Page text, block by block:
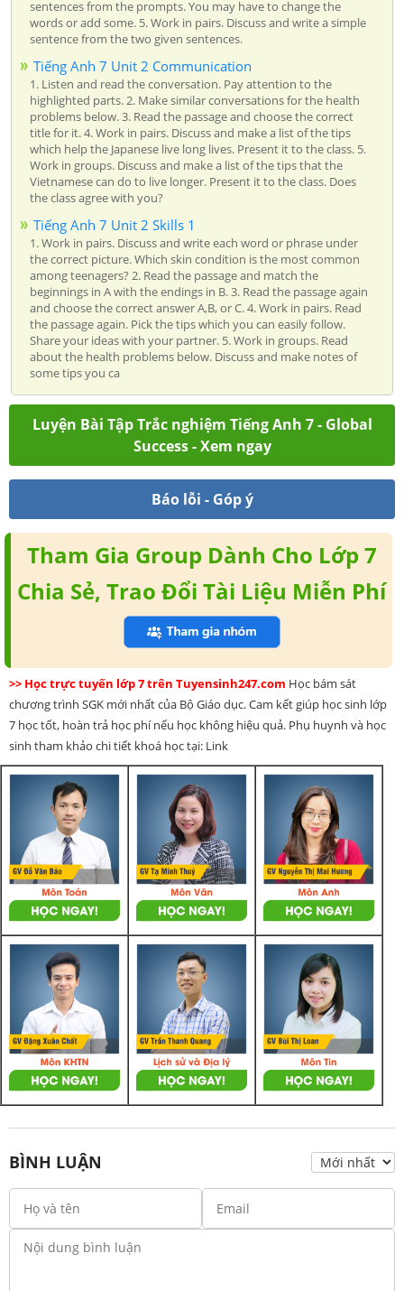
sentences from the prompts. You may have to change the
words or add some. 5. Work in pairs. Discuss and write a simple
sentence from the two given sentences.
Tiếng Anh 7 Unit 2 Communication
1. Listen and read the conversation. Pay attention to the
highlighted parts. 2. Make similar conversations for the health
problems below. 3. Read the passage and choose the correct
title for it. 4. Work in pairs. Discuss and make a list of the tips
which help the Japanese live long lives. Present it to the class. 5.
Work in groups. Discuss and make a list of the tips that the
Vietnamese can do to live longer. Present it to the class. Does
the class agree with you?
Tiếng Anh 7 Unit 2 Skills 1
1. Work in pairs. Discuss and write each word or phrase under
the correct picture. Which skin condition is the most common
among teenagers? 2. Read the passage and match the
beginnings in A with the endings in B. 3. Read the passage again
and choose the correct answer A,B, or C. 4. Work in pairs. Read
the passage again. Pick the tips which you can easily follow.
Share your ideas with your partner. 5. Work in groups. Read
about the health problems below. Discuss and make notes of
some tips you ca
Luyện Bài Tập Trắc nghiệm Tiếng Anh 7 - Global
Success - Xem ngay
Báo lỗi - Góp ý
Tham Gia Group Dành Cho Lớp 7
Chia Sẻ, Trao Đổi Tài Liệu Miễn Phí
>> Học trực tuyến lớp 7 trên Tuyensinh247.com Học bám sát
chương trình SGK mới nhất của Bộ Giáo dục. Cam kết giúp học sinh lớp
7 học tốt, hoàn trả học phí nếu học không hiệu quả. Phụ huynh và học
sinh tham khảo chi tiết khoá học tại: Link
BÌNH LUẬN